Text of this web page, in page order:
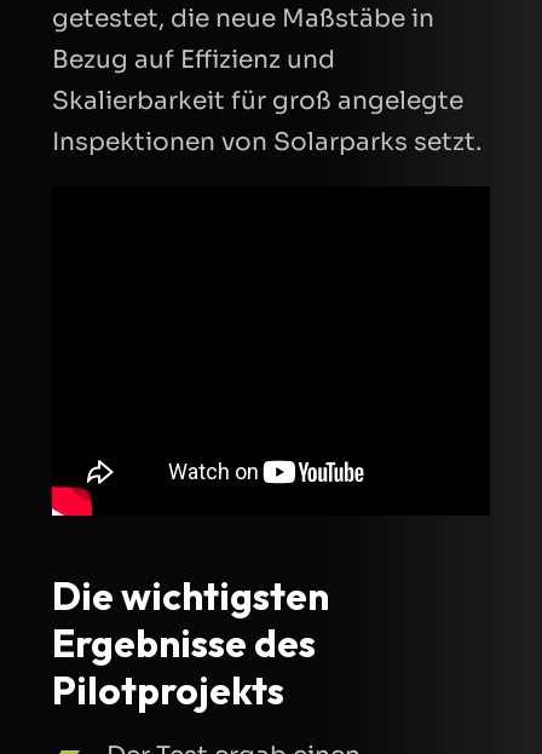
getestet, die neue Maßstäbe in
Bezug auf Effizienz und
Skalierbarkeit für groß angelegte
Inspektionen von Solarparks setzt.
Die wichtigsten
Ergebnisse des
Pilotprojekts